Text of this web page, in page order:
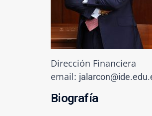
Dirección Financiera
email:
Biografía